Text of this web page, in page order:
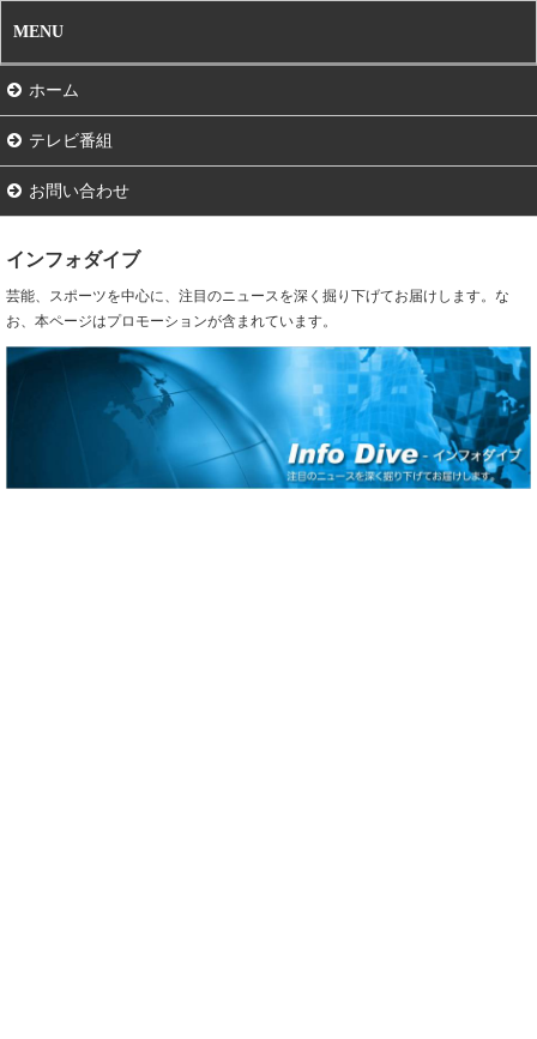
MENU
ホーム
テレビ番組
お問い合わせ
インフォダイブ
芸能、スポーツを中心に、注目のニュースを深く掘り下げてお届けします。な
お、本ページはプロモーションが含まれています。